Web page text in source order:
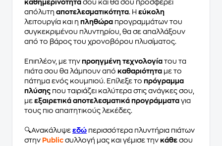
καθημερινότητά σου και θα σου προσφέρει
απόλυτη αποτελεσματικότητα. Η εύκολη
λειτουργία και η πληθώρα προγραμμάτων του
συγκεκριμένου πλυντηρίου, θα σε απαλλάξουν
από το βάρος του χρονοβόρου πλυσίματος.
Επιπλέον, με την προηγμένη τεχνολογία του τα
πιάτα σου θα λάμπουν από καθαριότητα με το
πάτημα ενός κουμπιού. Επίλεξε το πρόγραμμα
πλύσης που ταιριάζει καλύτερα στις ανάγκες σου,
με εξαιρετικά αποτελεσματικά προγράμματα για
τους πιο απαιτητικούς λεκέδες.
🔍Ανακάλυψε εδώ περισσότερα πλυντήρια πιάτων
στην Public συλλογή μας και γέμισε την κάθε σου